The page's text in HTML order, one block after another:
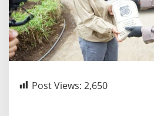
Post Views: 2,650